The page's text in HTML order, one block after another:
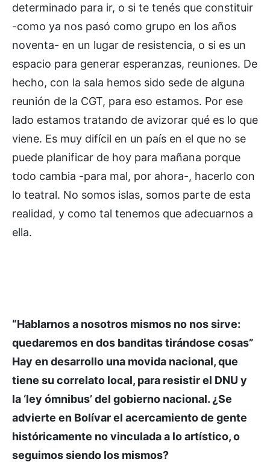
determinado para ir, o si te tenés que constituir
-como ya nos pasó como grupo en los años
noventa- en un lugar de resistencia, o si es un
espacio para generar esperanzas, reuniones. De
hecho, con la sala hemos sido sede de alguna
reunión de la CGT, para eso estamos. Por ese
lado estamos tratando de avizorar qué es lo que
viene. Es muy difícil en un país en el que no se
puede planificar de hoy para mañana porque
todo cambia -para mal, por ahora-, hacerlo con
lo teatral. No somos islas, somos parte de esta
realidad, y como tal tenemos que adecuarnos a
ella.
“Hablarnos a nosotros mismos no nos sirve:
quedaremos en dos banditas tirándose cosas”
Hay en desarrollo una movida nacional, que
tiene su correlato local, para resistir el DNU y
la ‘ley ómnibus’ del gobierno nacional. ¿Se
advierte en Bolívar el acercamiento de gente
históricamente no vinculada a lo artístico, o
seguimos siendo los mismos?